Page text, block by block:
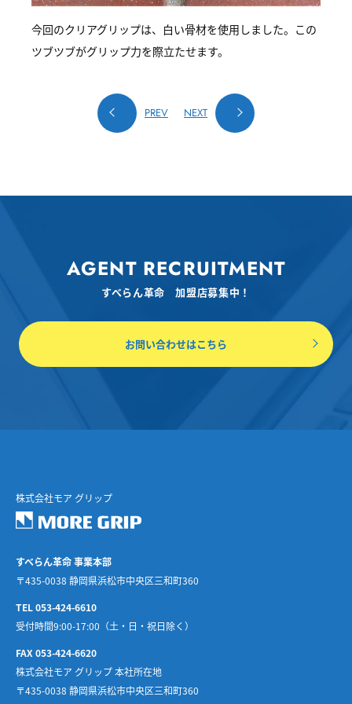
今回のクリアグリップは、白い骨材を使用しました。この
ツブツブがグリップ力を際立たせます。
PREV NEXT
AGENT RECRUITMENT
すべらん革命 加盟店募集中！
お問い合わせはこちら
株式会社モア グリップ
すべらん革命 事業本部
〒435-0038 静岡県浜松市中央区三和町360
TEL 053-424-6610
受付時間9:00-17:00（土・日・祝日除く）
FAX 053-424-6620
株式会社モア グリップ 本社所在地
〒435-0038 静岡県浜松市中央区三和町360